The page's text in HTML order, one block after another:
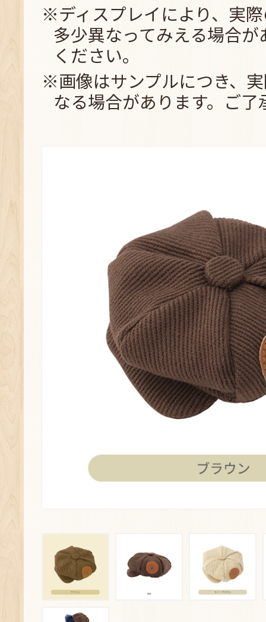
※ディスプレイにより、実
多少異なってみえる場合
ください。
※画像はサンプルにつき、
なる場合があります。ご